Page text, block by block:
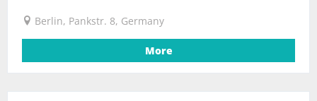
Berlin, Pankstr. 8, Germany
More